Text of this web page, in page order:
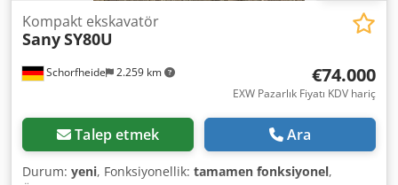
Schorfheide 2.259 km
Kompakt ekskavatör
SanySY80U
€74.000
EXW Pazarlık Fiyatı KDV hariç
Talep etmek Ara
Durum: yeni, Fonksiyonellik: tamamen fonksiyonel,